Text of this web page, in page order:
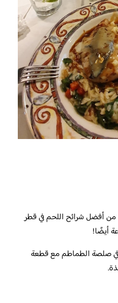
أفضل شرائح اللحم في قطر
في صلصة الطماطم مع قطعة